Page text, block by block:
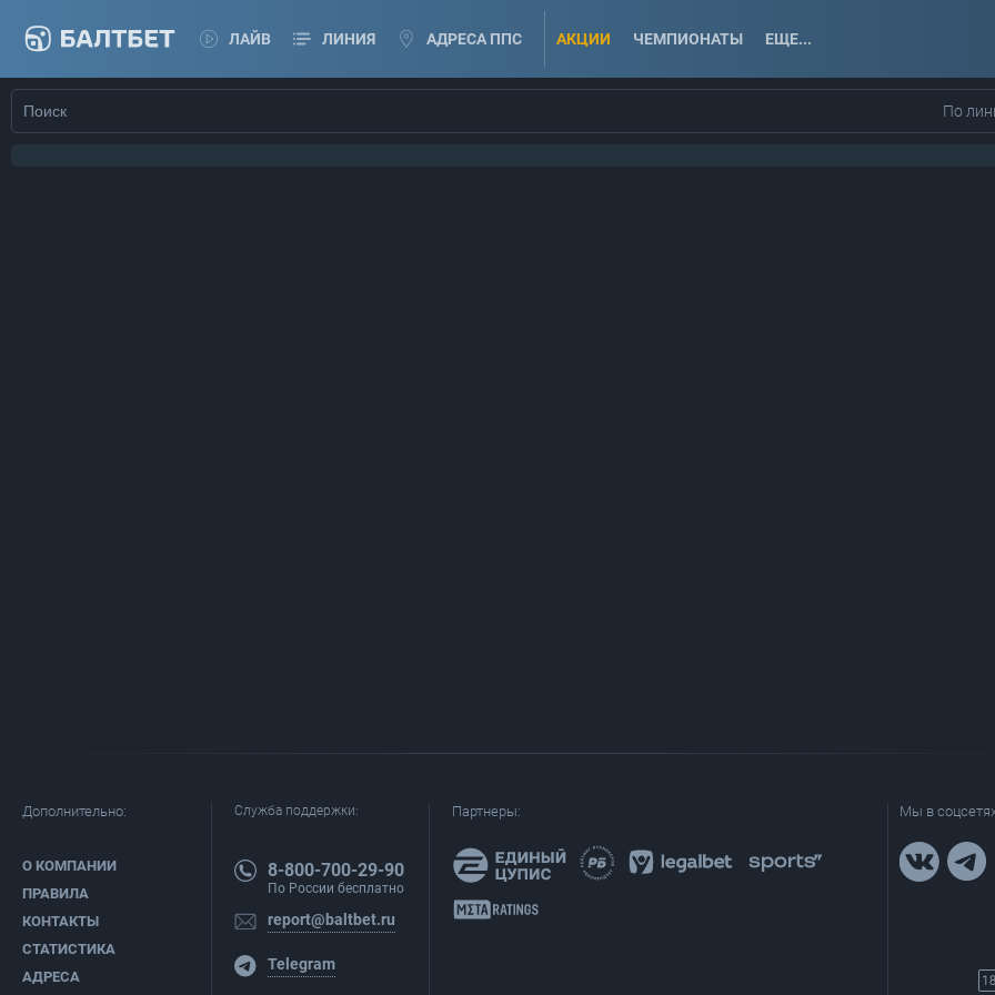
ЛАЙВ ЛИНИЯ АДРЕСА ППС АКЦИИ ЧЕМПИОНАТЫ ЕЩЕ...
По
Дополнительно:
О КОМПАНИИ
ПРАВИЛА
КОНТАКТЫ
СТАТИСТИКА
АДРЕСА
Служба поддержки:
8-800-700-29-90
По России бесплатно
report@baltbet.ru
Telegram
Партнеры: Мы в